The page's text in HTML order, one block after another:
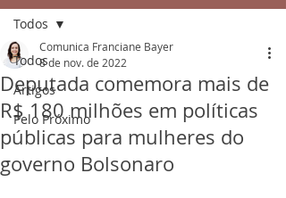
Todos
Artigos
Pelo Próximo
Todos
Deputada comemora mais de
R$ 180 milhões em políticas
públicas para mulheres do
governo Bolsonaro
Comunica Franciane Bayer
8 de nov. de 2022